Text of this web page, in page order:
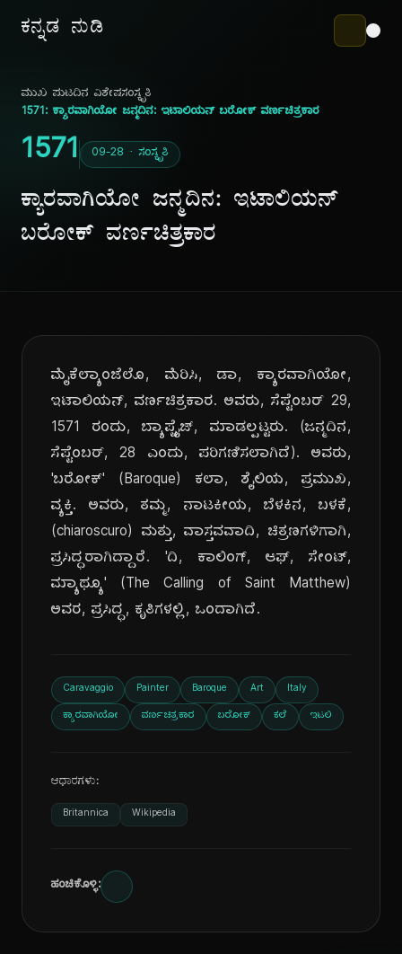
ಕನ್ನಡ ನುಡಿ
ಮುಖ ಪುಟದಿನ ವಿಶೇಷಸಂಸ್ಕೃತಿ
1571: ಕ್ಯಾರವಾಗಿಯೋ ಜನ್ಮದಿನ: ಇಟಾಲಿಯನ್ ಬರೋಕ್ ವರ್ಣಚಿತ್ರಕಾರ
1571 09-28 · ಸಂಸ್ಕೃತಿ
ಕ್ಯಾರವಾಗಿಯೋ ಜನ್ಮದಿನ: ಇಟಾಲಿಯನ್
ಬರೋಕ್ ವರ್ಣಚಿತ್ರಕಾರ
ಮೈಕೆಲ್ಯಾಂಜೆಲೊ, ಮೆರಿಸಿ, ಡಾ, ಕ್ಯಾರವಾಗಿಯೋ,
ಇಟಾಲಿಯನ್, ವರ್ಣಚಿತ್ರಕಾರ. ಅವರು, ಸೆಪ್ಟೆಂಬರ್ 29,
1571 ರಂದು, ಬ್ಯಾಪ್ಟೈಜ್, ಮಾಡಲ್ಪಟ್ಟರು. (ಜನ್ಮದಿನ,
ಸೆಪ್ಟೆಂಬರ್, 28 ಎಂದು, ಪರಿಗಣಿಸಲಾಗಿದೆ). ಅವರು,
'ಬರೋಕ್' (Baroque) ಕಲಾ, ಶೈಲಿಯ, ಪ್ರಮುಖ,
ವ್ಯಕ್ತಿ. ಅವರು, ತಮ್ಮ, ನಾಟಕೀಯ, ಬೆಳಕಿನ, ಬಳಕೆ,
(chiaroscuro) ಮತ್ತು, ವಾಸ್ತವವಾದಿ, ಚಿತ್ರಣಗಳಿಗಾಗಿ,
ಪ್ರಸಿದ್ಧರಾಗಿದ್ದಾರೆ. 'ದಿ, ಕಾಲಿಂಗ್, ಆಫ್, ಸೇಂಟ್,
ಮ್ಯಾಥ್ಯೂ' (The Calling of Saint Matthew)
ಅವರ, ಪ್ರಸಿದ್ಧ, ಕೃತಿಗಳಲ್ಲಿ, ಒಂದಾಗಿದೆ.
Caravaggio Painter Baroque Art Italy
ಕ್ಯಾರವಾಗಿಯೋ ವರ್ಣಚಿತ್ರಕಾರ ಬರೋಕ್ ಕಲೆ ಇಟಲಿ
ಆಧಾರಗಳು:
Britannica Wikipedia
ಹಂಚಿಕೊಳ್ಳಿ: